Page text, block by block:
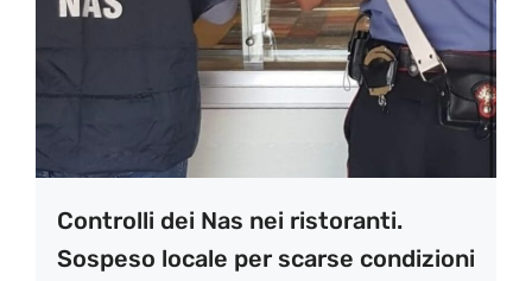
Controlli dei Nas nei ristoranti.
Sospeso locale per scarse condizioni